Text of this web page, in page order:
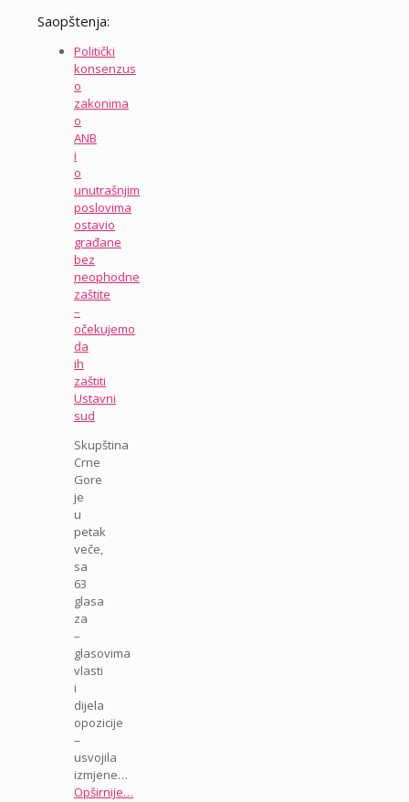
Saopštenja:
Politički
konsenzus
o
zakonima
o
ANB
i
o
unutrašnjim
poslovima
ostavio
građane
bez
neophodne
zaštite
–
očekujemo
da
ih
zaštiti
Ustavni
sud
Skupština
Crne
Gore
je
u
petak
veče,
sa
63
glasa
za
–
glasovima
vlasti
i
dijela
opozicije
–
usvojila
izmjene…
Opširnije…